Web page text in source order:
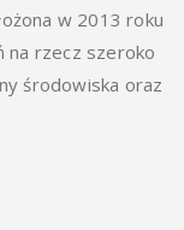
w 2013 roku
na rzecz szeroko
środowiska oraz